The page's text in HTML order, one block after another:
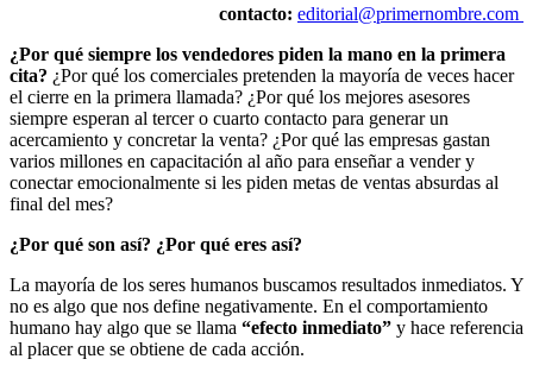
contacto: editorial@primernombre.com
¿Por qué siempre los vendedores piden la mano en la primera
cita? ¿Por qué los comerciales pretenden la mayoría de veces hacer
el cierre en la primera llamada? ¿Por qué los mejores asesores
siempre esperan al tercer o cuarto contacto para generar un
acercamiento y concretar la venta? ¿Por qué las empresas gastan
varios millones en capacitación al año para enseñar a vender y
conectar emocionalmente si les piden metas de ventas absurdas al
final del mes?
¿Por qué son así? ¿Por qué eres así?
La mayoría de los seres humanos buscamos resultados inmediatos. Y
no es algo que nos define negativamente. En el comportamiento
humano hay algo que se llama “efecto inmediato” y hace referencia
al placer que se obtiene de cada acción.